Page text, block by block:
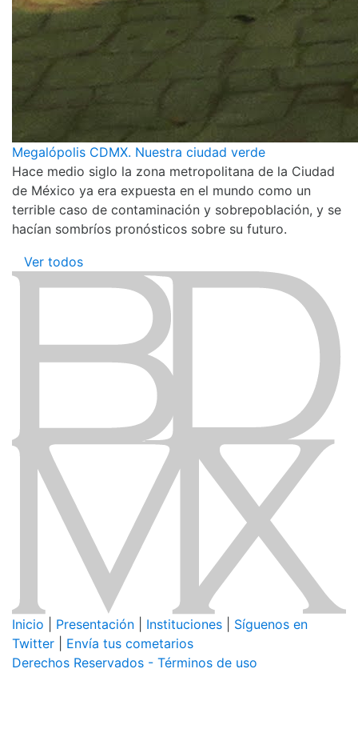
Megalópolis CDMX. Nuestra ciudad verde
Hace medio siglo la zona metropolitana de la Ciudad
de México ya era expuesta en el mundo como un
terrible caso de contaminación y sobrepoblación, y se
hacían sombríos pronósticos sobre su futuro.
Ver todos
Inicio Presentación Instituciones
Síguenos en
Twitter
Envía tus cometarios
Derechos Reservados - Términos de uso